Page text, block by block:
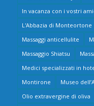
In vacanza con i vostri
L'Abbazia di Monteortone
Massaggi anticellulite
Massaggio Shiatsu
Medici specializzati in
Montirone
Museo
Olio extravergine di oliva